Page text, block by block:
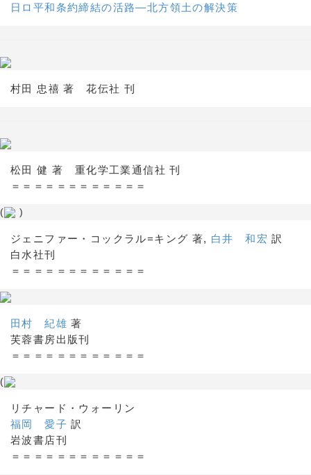
日ロ平和条約締結の活路―北方領土の解決策
村田 忠禧 著 花伝社 刊
松田 健 著 重化学工業通信社 刊
＝＝＝＝＝＝＝＝＝＝＝＝
( )
ジェニファー・コックラル=キング 著, 白井 和宏 訳
白水社刊
＝＝＝＝＝＝＝＝＝＝＝＝
田村 紀雄 著
芙蓉書房出版刊
＝＝＝＝＝＝＝＝＝＝＝＝
(
リチャード・ウォーリン
福岡 愛子 訳
岩波書店刊
＝＝＝＝＝＝＝＝＝＝＝＝